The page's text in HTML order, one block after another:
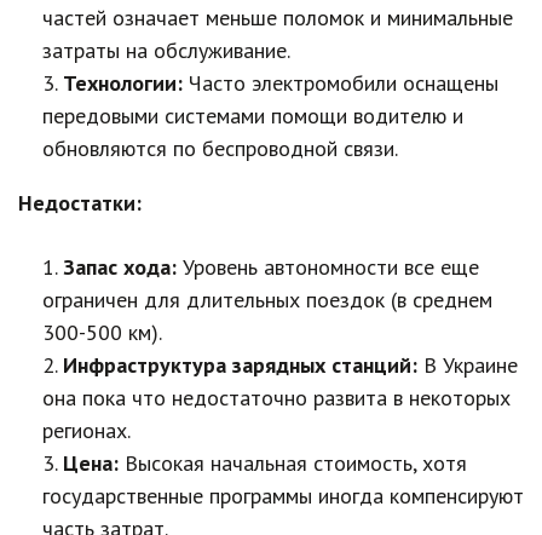
частей означает меньше поломок и минимальные
затраты на обслуживание.
Технологии: Часто электромобили оснащены
передовыми системами помощи водителю и
обновляются по беспроводной связи.
Недостатки:
Запас хода: Уровень автономности все еще
ограничен для длительных поездок (в среднем
300-500 км).
Инфраструктура зарядных станций: В Украине
она пока что недостаточно развита в некоторых
регионах.
Цена: Высокая начальная стоимость, хотя
государственные программы иногда компенсируют
часть затрат.